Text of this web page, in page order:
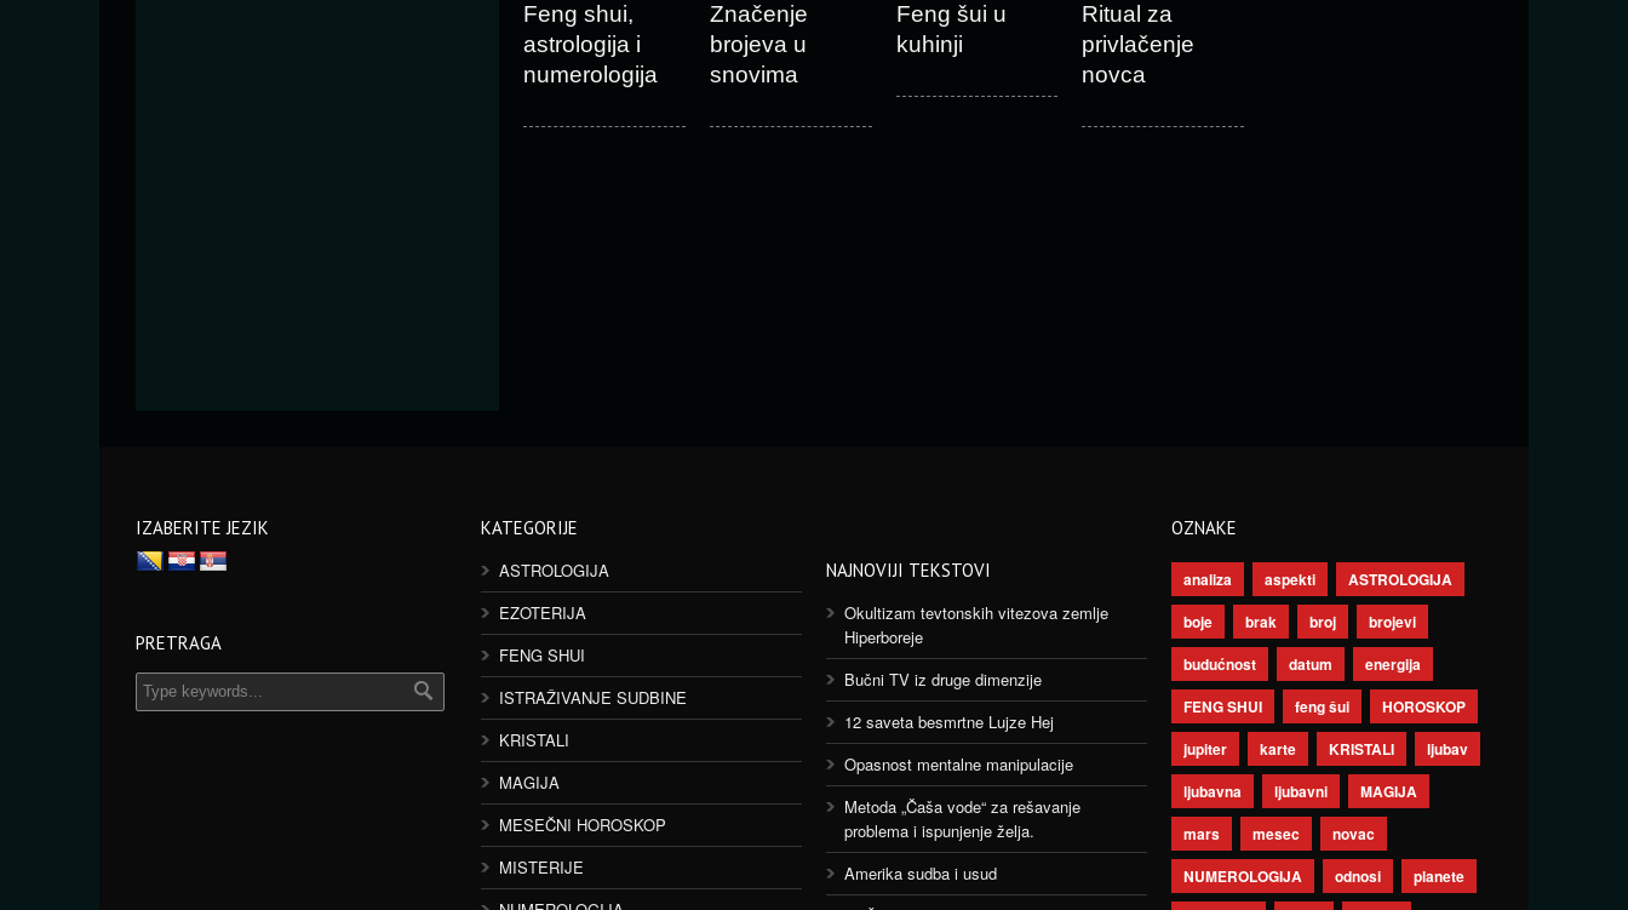
Feng shui,
astrologija i
numerologija
Značenje
brojeva u
snovima
Feng šui u
kuhinji
Ritual za
privlačenje
novca
IZABERITE JEZIK
PRETRAGA
KATEGORIJE
ASTROLOGIJA
EZOTERIJA
FENG SHUI
ISTRAŽIVANJE SUDBINE
KRISTALI
MAGIJA
MESEČNI HOROSKOP
MISTERIJE
NAJNOVIJI TEKSTOVI
Okultizam tevtonskih vitezova zemlje
Hiperboreje
Bučni TV iz druge dimenzije
12 saveta besmrtne Lujze Hej
Opasnost mentalne manipulacije
Metoda „Čaša vode“ za rešavanje
problema i ispunjenje želja.
Amerika sudba i usud
OZNAKE
analiza aspekti
ASTROLOGIJA
boje
brak broj
brojevi
budućnost
datum
energija
FENG SHUI
feng šui
HOROSKOP
jupiter
karte KRISTALI
ljubav
ljubavna
ljubavni
MAGIJA
mars
mesec
novac
NUMEROLOGIJA
odnosi
planete